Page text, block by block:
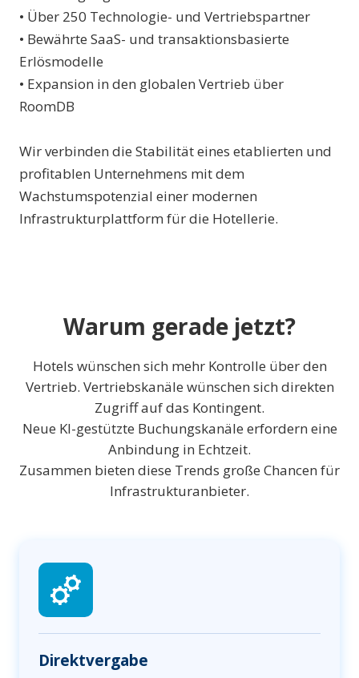
• Über 250 Technologie- und Vertriebspartner
• Bewährte SaaS- und transaktionsbasierte
Erlösmodelle
• Expansion in den globalen Vertrieb über
RoomDB
Wir verbinden die Stabilität eines etablierten und
profitablen Unternehmens mit dem
Wachstumspotenzial einer modernen
Infrastrukturplattform für die Hotellerie.
Warum gerade jetzt?
Hotels wünschen sich mehr Kontrolle über den
Vertrieb. Vertriebskanäle wünschen sich direkten
Zugriff auf das Kontingent.
Neue KI-gestützte Buchungskanäle erfordern eine
Anbindung in Echtzeit.
Zusammen bieten diese Trends große Chancen für
Infrastrukturanbieter.
Direktvergabe